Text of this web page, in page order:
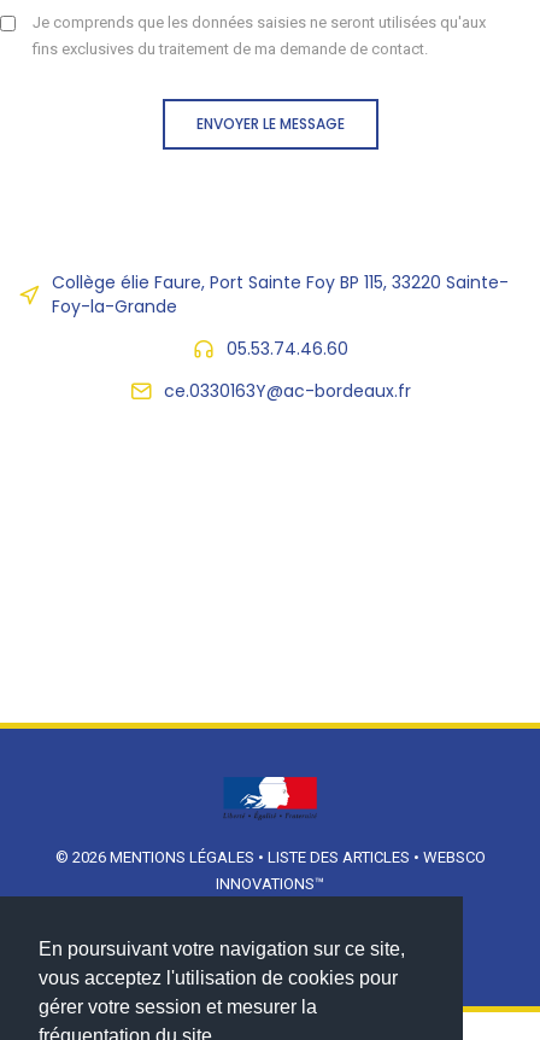
En poursuivant votre navigation sur ce site,
vous acceptez l'utilisation de cookies pour
gérer votre session et mesurer la
fréquentation du site.
Je comprends que les données saisies ne seront utilisées qu'aux
fins exclusives du traitement de ma demande de contact.
ENVOYER LE MESSAGE
Collège élie Faure, Port Sainte Foy BP 115, 33220 Sainte-
Foy-la-Grande
05.53.74.46.60
ce.0330163Y@ac-bordeaux.fr
© 2026 MENTIONS LÉGALES • LISTE DES ARTICLES • WEBSCO
INNOVATIONS™